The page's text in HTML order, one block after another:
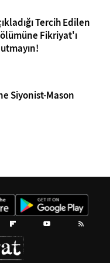
Tercih Edilen
Fikriyat'ı
Siyonist-Mason